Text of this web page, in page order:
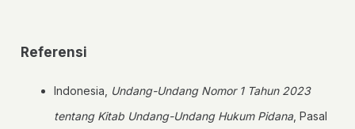
Referensi
Indonesia,
Undang-Undang Nomor 1 Tahun 2023
tentang Kitab Undang-Undang Hukum Pidana , Pasal